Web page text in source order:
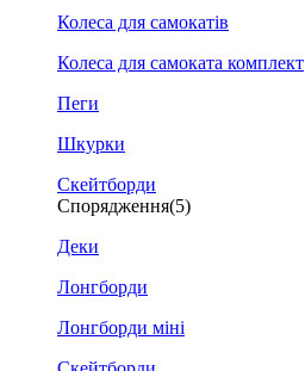
Колеса для самокатів
Колеса для самоката комплект
Пеги
Шкурки
Скейтборди
Спорядження(5)
Деки
Лонгборди
Лонгборди міні